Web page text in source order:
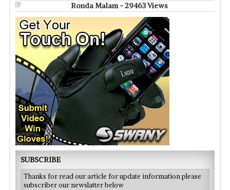
Ronda Malam - 29463 Views
SUBSCRIBE
Thanks for read our article for update information please
subscriber our newslatter below